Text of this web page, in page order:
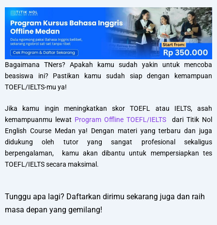
Bagaimana TNers? Apakah kamu sudah yakin untuk mencoba
beasiswa ini? Pastikan kamu sudah siap dengan kemampuan
TOEFL/IELTS-mu ya!
Jika kamu ingin meningkatkan skor TOEFL atau IELTS, asah
kemampuanmu lewat Program Offline TOEFL/IELTS dari Titik Nol
English Course Medan ya! Dengan materi yang terbaru dan juga
didukung oleh tutor yang sangat profesional sekaligus
berpengalaman, kamu akan dibantu untuk mempersiapkan tes
TOEFL/IELTS secara maksimal.
Tunggu apa lagi? Daftarkan dirimu sekarang juga dan raih
masa depan yang gemilang!